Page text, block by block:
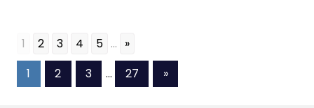
1 2 3 4 5 ... »
Berichten
1 2 3 … 27
Volgende
berichten
»